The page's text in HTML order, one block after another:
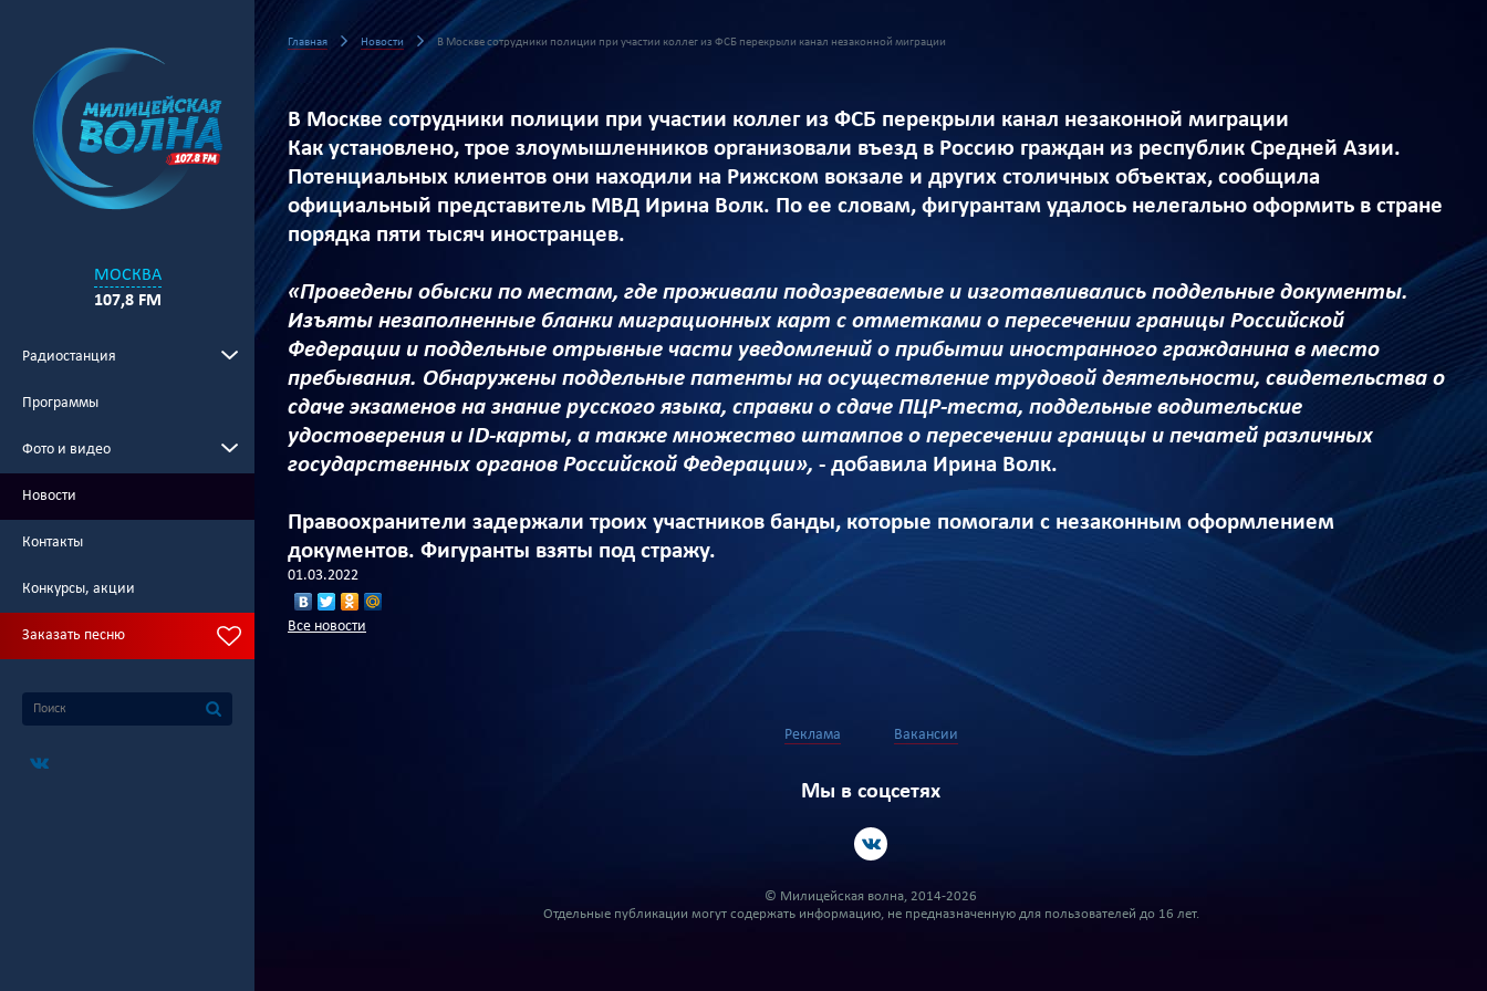
МОСКВА
107,8 FM
Радиостанция
Программы
Фото и видео
Новости
Контакты
Конкурсы, акции
Заказать песню
Главная Новости В Москве сотрудники полиции при участии коллег из ФСБ перекрыли канал незаконной миграции
В Москве сотрудники полиции при участии коллег из ФСБ перекрыли канал незаконной миграции
Как установлено, трое злоумышленников организовали въезд в Россию граждан из республик Средней Азии.
Потенциальных клиентов они находили на Рижском вокзале и других столичных объектах, сообщила
официальный представитель МВД Ирина Волк. По ее словам, фигурантам удалось нелегально оформить в стране
порядка пяти тысяч иностранцев.
«Проведены обыски по местам, где проживали подозреваемые и изготавливались поддельные документы.
Изъяты незаполненные бланки миграционных карт с отметками о пересечении границы Российской
Федерации и поддельные отрывные части уведомлений о прибытии иностранного гражданина в место
пребывания. Обнаружены поддельные патенты на осуществление трудовой деятельности, свидетельства о
сдаче экзаменов на знание русского языка, справки о сдаче ПЦР-теста, поддельные водительские
удостоверения и ID-карты, а также множество штампов о пересечении границы и печатей различных
государственных органов Российской Федерации», - добавила Ирина Волк.
Правоохранители задержали троих участников банды, которые помогали с незаконным оформлением
документов. Фигуранты взяты под стражу.
01.03.2022
Все новости
Реклама Вакансии
Мы в соцсетях
© Милицейская волна, 2014-2026
Отдельные публикации могут содержать информацию, не предназначенную для пользователей до 16 лет.